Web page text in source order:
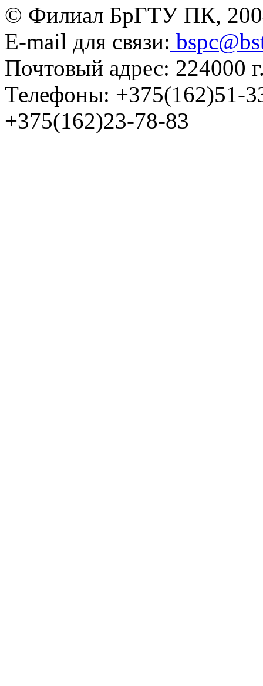
© Филиал БрГТУ ПК,
E-mail для связи:
Почтовый адрес: 224000
Телефоны: +375(162)51-
+375(162)23-78-83